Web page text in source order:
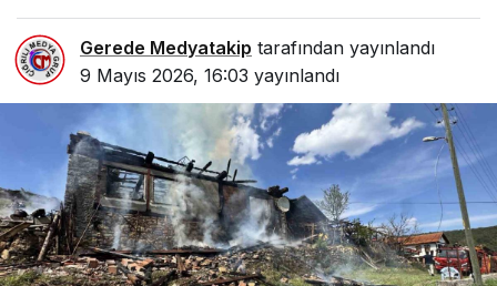
Gerede Medyatakip tarafından yayınlandı
9 Mayıs 2026, 16:03 yayınlandı